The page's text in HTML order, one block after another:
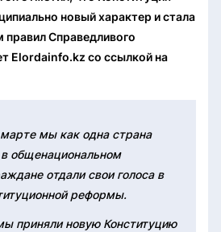
новый характер и стала
Справедливого
Elordainfo.kz со ссылкой на
марте мы как одна страна
общенациональном
отдали свои голоса в
реформы.
приняли новую Конституцию